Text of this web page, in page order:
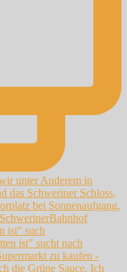
ist" such